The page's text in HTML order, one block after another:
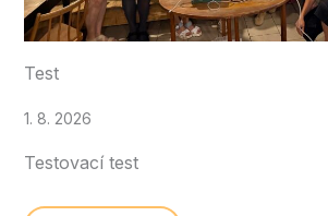
Test
1. 8. 2026
Testovací test